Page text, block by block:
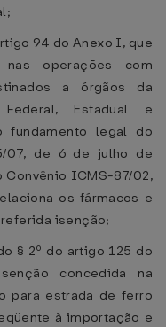
94 do Anexo I, que
operações com
a órgãos da
Estadual e
fundamento legal do
07, de 6 de julho de
Convênio ICMS-87/02,
os fármacos e
isenção;
§ 2º do artigo 125 do
concedida na
para estrada de ferro
à importação e